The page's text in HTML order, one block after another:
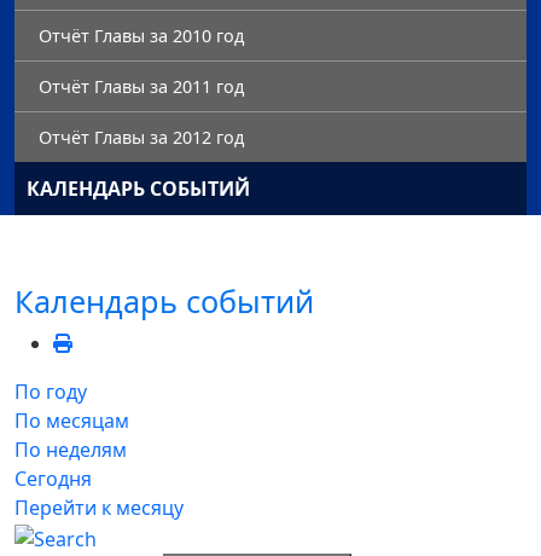
Отчёт Главы за 2010 год
Отчёт Главы за 2011 год
Отчёт Главы за 2012 год
КАЛЕНДАРЬ СОБЫТИЙ
Календарь событий
По году
По месяцам
По неделям
Сегодня
Перейти к месяцу